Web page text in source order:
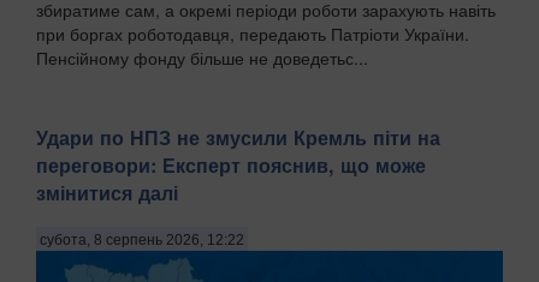
збиратиме сам, а окремі періоди роботи зарахують навіть
при боргах роботодавця, передають Патріоти України.
Пенсійному фонду більше не доведетьс...
Удари по НПЗ не змусили Кремль піти на
переговори: Експерт пояснив, що може
змінитися далі
субота, 8 серпень 2026, 12:22